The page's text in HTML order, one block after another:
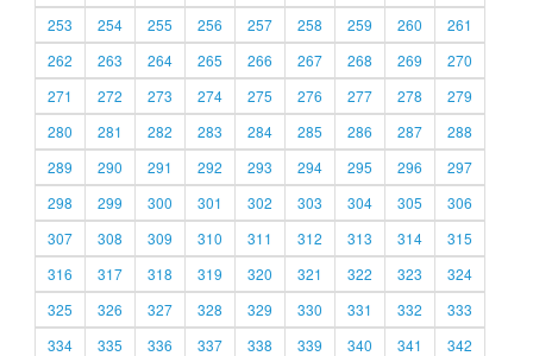
253
254 255 256 257 258 259 260
261
262
263 264 265 266 267 268 269
270
271
272 273 274 275 276 277 278
279
280
281 282 283 284 285 286 287
288
289
290 291 292 293 294 295 296
297
298
299 300 301 302 303 304 305
306
307
308 309 310 311 312 313 314
315
316
317 318 319 320 321 322 323
324
325
326 327 328 329 330 331 332
333
334
335 336 337 338 339 340 341 342